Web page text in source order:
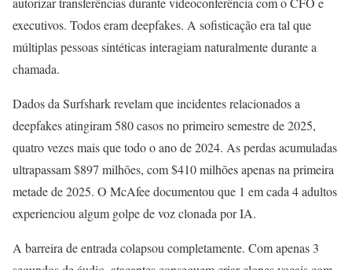
executivos. Todos eram deepfakes. A sofisticação era tal que
múltiplas pessoas sintéticas interagiam naturalmente durante a
chamada.
Dados da Surfshark revelam que incidentes relacionados a
deepfakes atingiram 580 casos no primeiro semestre de 2025,
quatro vezes mais que todo o ano de 2024. As perdas acumuladas
ultrapassam $897 milhões, com $410 milhões apenas na primeira
metade de 2025. O McAfee documentou que 1 em cada 4 adultos
experienciou algum golpe de voz clonada por IA.
A barreira de entrada colapsou completamente. Com apenas 3